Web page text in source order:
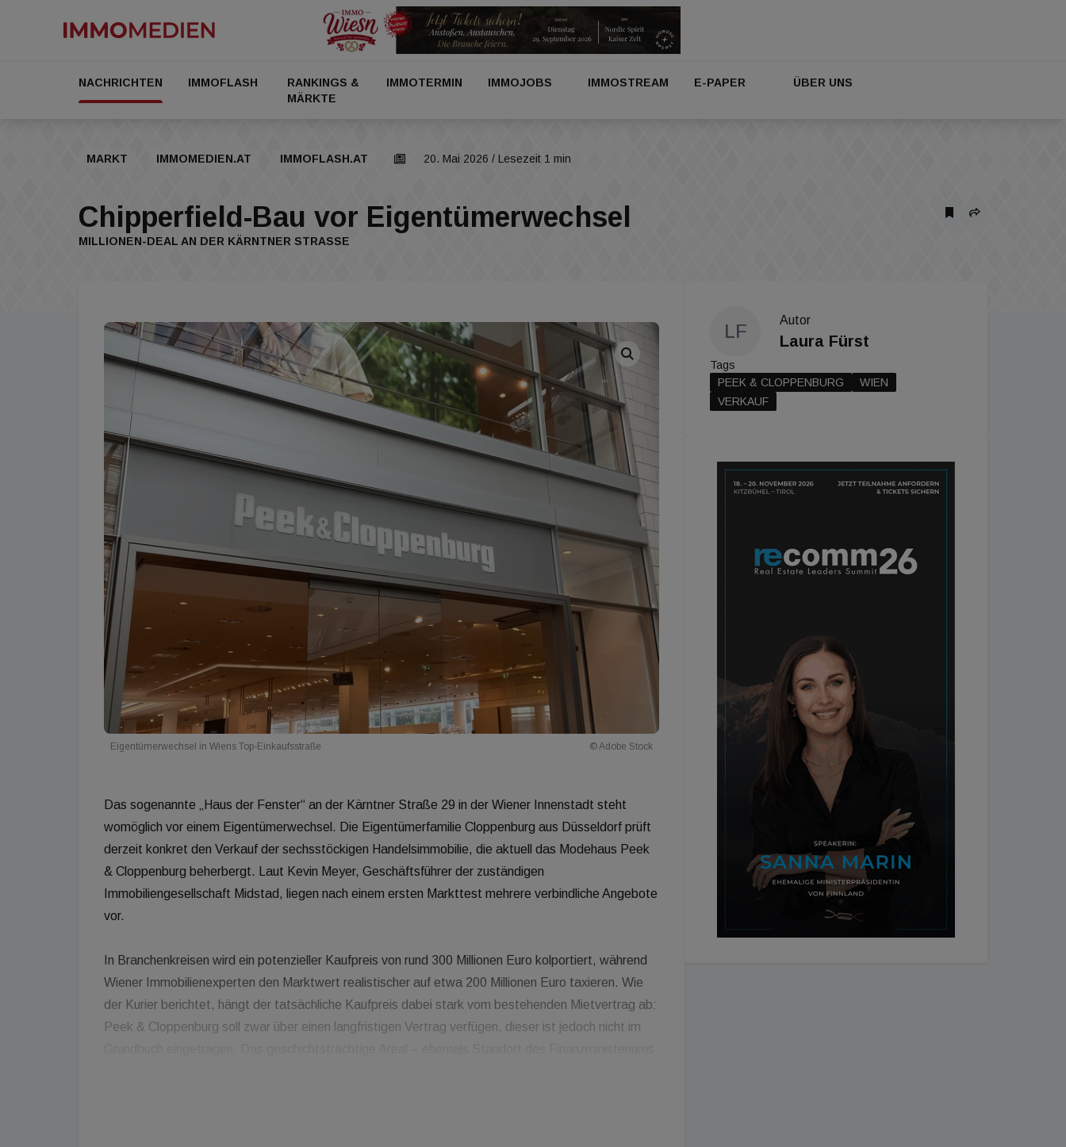
NACHRICHTEN IMMOFLASH
RANKINGS &
MÄRKTE
IMMOTERMIN IMMOJOBS IMMOSTREAM E-PAPER ÜBER UNS
MARKT IMMOMEDIEN.AT IMMOFLASH.AT 20. Mai 2026 / Lesezeit 1 min
Chipperfield-Bau vor Eigentümerwechsel
MILLIONEN-DEAL AN DER KÄRNTNER STRASSE
Eigentümerwechsel in Wiens Top-Einkaufsstraße © Adobe Stock
Das sogenannte „Haus der Fenster“ an der Kärntner Straße 29 in der Wiener Innenstadt steht
womöglich vor einem Eigentümerwechsel. Die Eigentümerfamilie Cloppenburg aus Düsseldorf prüft
derzeit konkret den Verkauf der sechsstöckigen Handelsimmobilie, die aktuell das Modehaus Peek
& Cloppenburg beherbergt. Laut Kevin Meyer, Geschäftsführer der zuständigen
Immobiliengesellschaft Midstad, liegen nach einem ersten Markttest mehrere verbindliche Angebote
vor.
In Branchenkreisen wird ein potenzieller Kaufpreis von rund 300 Millionen Euro kolportiert, während
Wiener Immobilienexperten den Marktwert realistischer auf etwa 200 Millionen Euro taxieren. Wie
der Kurier berichtet, hängt der tatsächliche Kaufpreis dabei stark vom bestehenden Mietvertrag ab:
Peek & Cloppenburg soll zwar über einen langfristigen Vertrag verfügen, dieser ist jedoch nicht im
LF
Autor
Laura Fürst
Tags
PEEK & CLOPPENBURG
WIEN
VERKAUF